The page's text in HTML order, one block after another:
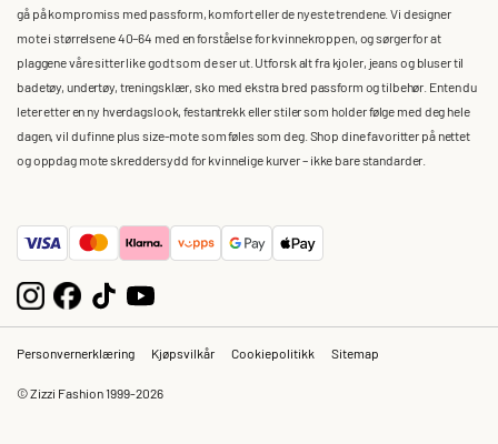
gå på kompromiss med passform, komfort eller de nyeste trendene. Vi designer
mote i størrelsene 40–64 med en forståelse for kvinnekroppen, og sørger for at
plaggene våre sitter like godt som de ser ut. Utforsk alt fra kjoler, jeans og bluser til
badetøy, undertøy, treningsklær, sko med ekstra bred passform og tilbehør. Enten du
leter etter en ny hverdagslook, festantrekk eller stiler som holder følge med deg hele
dagen, vil du finne plus size-mote som føles som deg. Shop dine favoritter på nettet
og oppdag mote skreddersydd for kvinnelige kurver – ikke bare standarder.
Personvernerklæring Kjøpsvilkår Cookiepolitikk Sitemap
© Zizzi Fashion 1999-2026